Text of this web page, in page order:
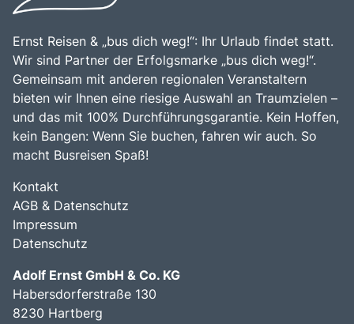
reichen Geschichte und den vielfältigen
unvergesslichen Erlebnis für jeden Besucher.
Ernst Reisen & „bus dich weg!“: Ihr Urlaub findet statt.
Wir sind Partner der Erfolgsmarke „bus dich weg!“.
Gemeinsam mit anderen regionalen Veranstaltern
bieten wir Ihnen eine riesige Auswahl an Traumzielen –
und das mit 100% Durchführungsgarantie. Kein Hoffen,
kein Bangen: Wenn Sie buchen, fahren wir auch. So
macht Busreisen Spaß!
Kontakt
AGB & Datenschutz
Impressum
Datenschutz
Adolf Ernst GmbH & Co. KG
Habersdorferstraße 130
8230 Hartberg